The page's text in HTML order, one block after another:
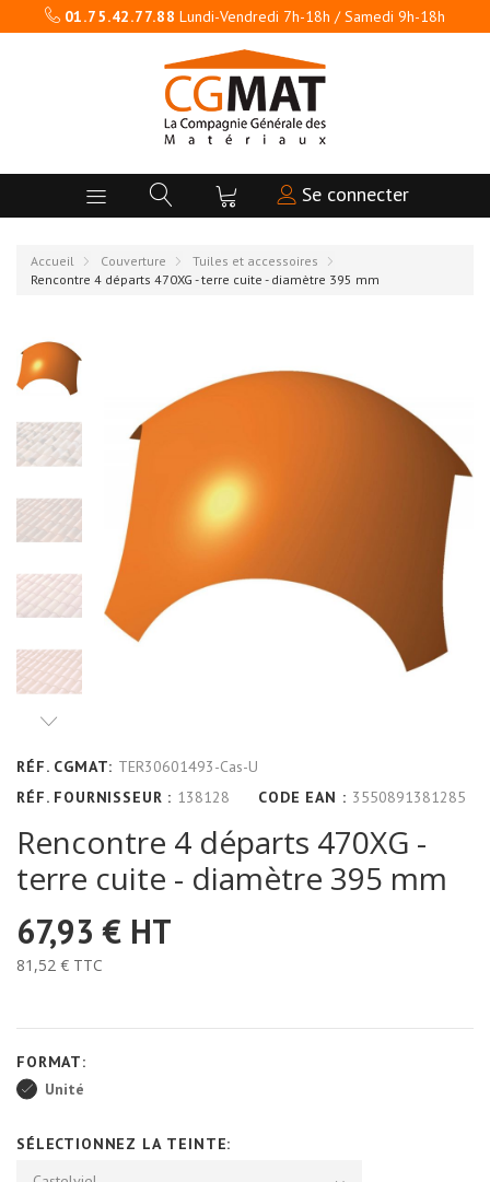
01.75.42.77.88 Lundi-Vendredi 7h-18h / Samedi 9h-18h
Se connecter
Accueil Couverture
Tuiles et accessoires
Rencontre 4 départs 470XG - terre cuite - diamètre 395 mm
RÉF. CGMAT: TER30601493-Cas-U
RÉF. FOURNISSEUR : 138128 CODE EAN : 3550891381285
Rencontre 4 départs 470XG -
terre cuite - diamètre 395 mm
67,93 € HT
81,52 € TTC
FORMAT:
Unité
SÉLECTIONNEZ LA TEINTE: